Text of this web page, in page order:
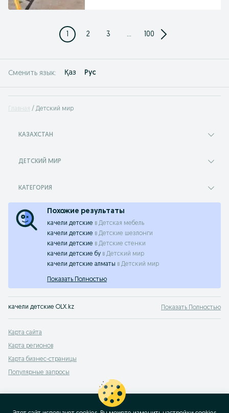
1 2 3 ... 100
Сменить язык: Қаз Рус
Главная Детский мир
КАЗАХСТАН
ДЕТСКИЙ МИР
КАТЕГОРИЯ
Похожие результаты
качели детские в Детская мебель
качели детские в Детские шезлонги
качели детские в Детские стенки
качели детские бу в Детский мир
качели детские алматы в Детский мир
Показать Полностью
качели детские OLX.kz Показать Полностью
Карта сайта
Карта регионов
Карта бизнес-страницы
Популярные запросы